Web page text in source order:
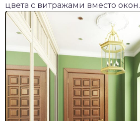
цвета с витражами вместо окон.